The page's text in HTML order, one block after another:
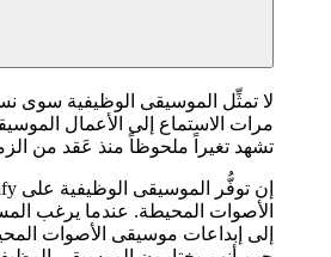
لا تمثِّل الموسيقى الوظيفية سوى
تشهد تغيراً ملحوظاً منذ عَقد من
الأصوات المحيطة. عندما يرغب
إلى إبداعات موسيقى الأصوات